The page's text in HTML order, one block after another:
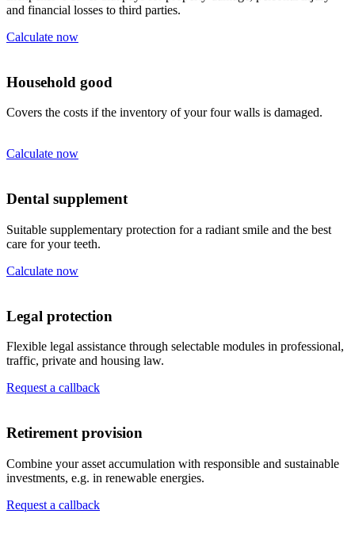
and financial losses to third parties.
Calculate now
Household good
Covers the costs if the inventory of your four walls is damaged.
Calculate now
Dental supplement
Suitable supplementary protection for a radiant smile and the best
care for your teeth.
Calculate now
Legal protection
Flexible legal assistance through selectable modules in professional,
traffic, private and housing law.
Request a callback
Retirement provision
Combine your asset accumulation with responsible and sustainable
investments, e.g. in renewable energies.
Request a callback